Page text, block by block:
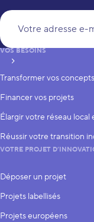
S’inscrire
VOS BESOINS
Transformer vos
Financer vos projets
Élargir votre réseau local
Réussir votre transition
VOTRE PROJET
Déposer un projet
Projets labellisés
Projets européens